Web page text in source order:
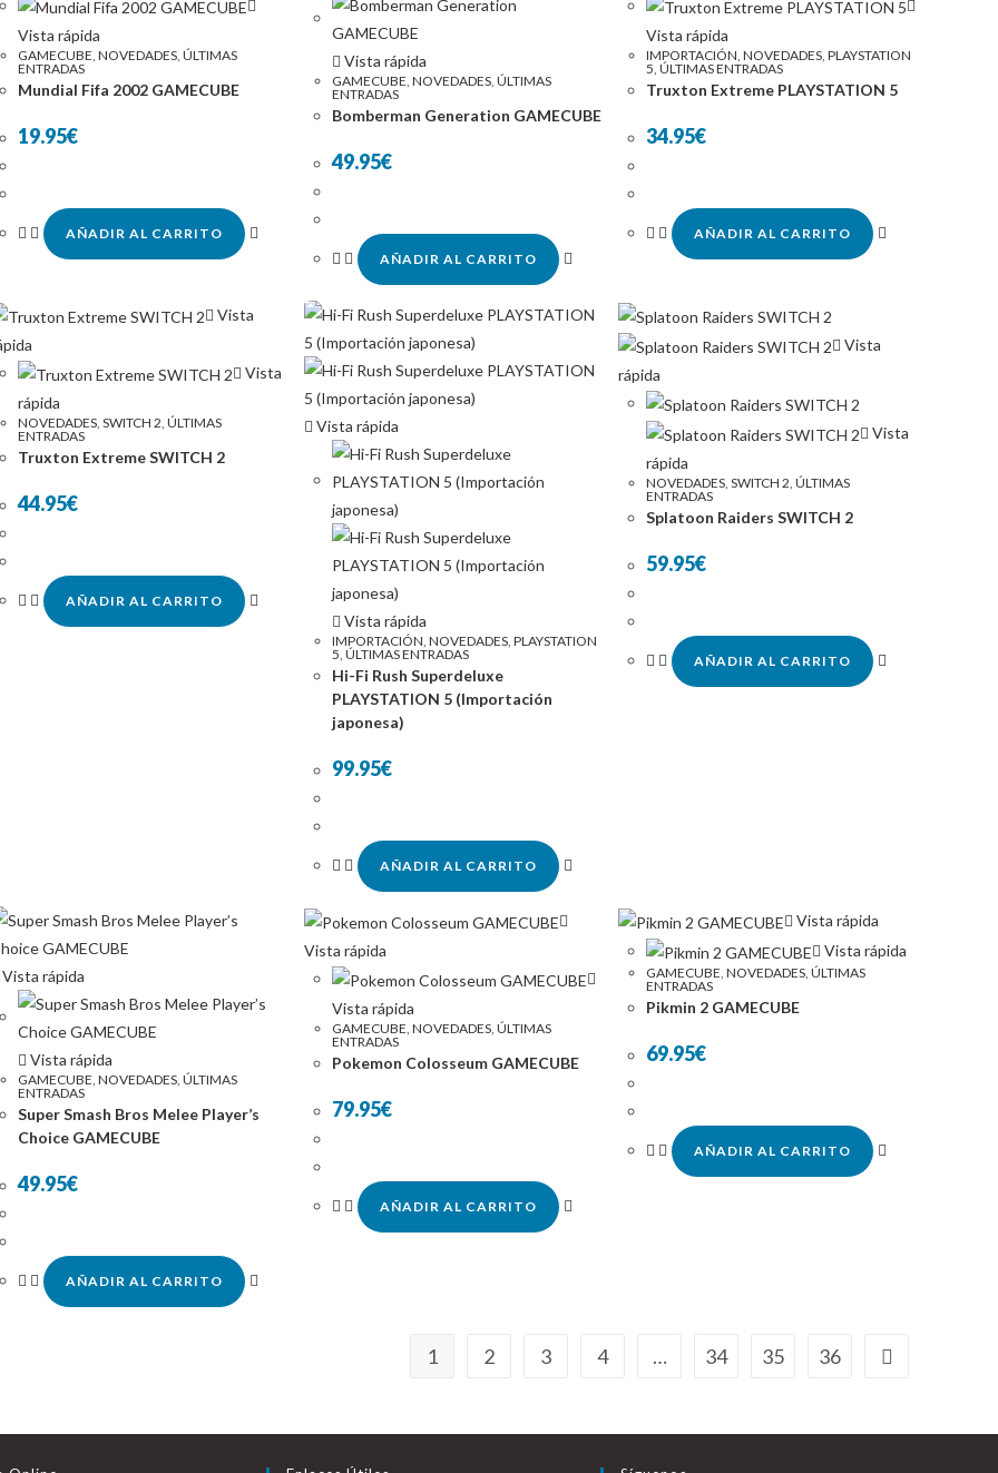
Vista rápida
GAMECUBE, NOVEDADES, ÚLTIMAS
ENTRADAS
Mundial Fifa 2002 GAMECUBE
19.95€
AÑADIR AL CARRITO
Vista rápida
GAMECUBE, NOVEDADES, ÚLTIMAS
ENTRADAS
Bomberman Generation GAMECUBE
49.95€
AÑADIR AL CARRITO
Vista rápida
IMPORTACIÓN, NOVEDADES, PLAYSTATION
5, ÚLTIMAS ENTRADAS
Truxton Extreme PLAYSTATION 5
34.95€
AÑADIR AL CARRITO
Vista
Vista
rápida
NOVEDADES SWITCH 2 ÚLTIMAS
ENTRADAS
Truxton Extreme SWITCH 2
44.95€
AÑADIR AL CARRITO
Vista rápida
Vista rápida
IMPORTACIÓN NOVEDADES, PLAYSTATION
5 ÚLTIMAS ENTRADAS
Hi-Fi Rush Superdeluxe
PLAYSTATION 5 (Importación
japonesa)
99.95€
AÑADIR AL CARRITO
Vista
rápida
Vista
rápida
NOVEDADES, SWITCH 2 ÚLTIMAS
ENTRADAS
Splatoon Raiders SWITCH 2
59.95€
AÑADIR AL CARRITO
Vista rápida
Vista rápida
GAMECUBE, NOVEDADES, ÚLTIMAS
ENTRADAS
Super Smash Bros Melee Player’s
Choice GAMECUBE
49.95€
AÑADIR AL CARRITO
Vista rápida
Vista rápida
GAMECUBE, NOVEDADES, ÚLTIMAS
ENTRADAS
Pokemon Colosseum GAMECUBE
79.95€
AÑADIR AL CARRITO
Vista rápida
Vista rápida
GAMECUBE, NOVEDADES, ÚLTIMAS
ENTRADAS
Pikmin 2 GAMECUBE
69.95€
AÑADIR AL CARRITO
1 2 3 4 … 34 35 36